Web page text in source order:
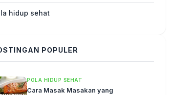
hidup sehat
POPULER
POLA HIDUP SEHAT
Cara Masak Masakan yang